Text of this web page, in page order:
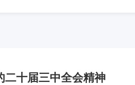
二十届三中全会精神